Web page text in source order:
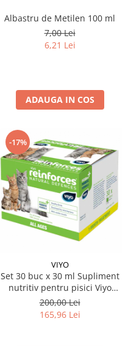
Albastru de Metilen 100 ml
7,00 Lei
6,21 Lei
ADAUGA IN COS
-17%
VIYO
Set 30 buc x 30 ml Supliment
nutritiv pentru pisici Viyo
Reinforces
200,00 Lei
165,96 Lei